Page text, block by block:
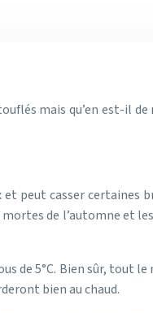
mais qu’en est-il
peut casser certaines
de l’automne et
de 5°C. Bien sûr, tout le
bien au chaud.